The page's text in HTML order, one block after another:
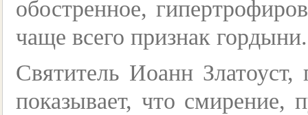
обостренное,
чаще всего признак гордыни.
Святитель Иоанн
показывает, что смирение,